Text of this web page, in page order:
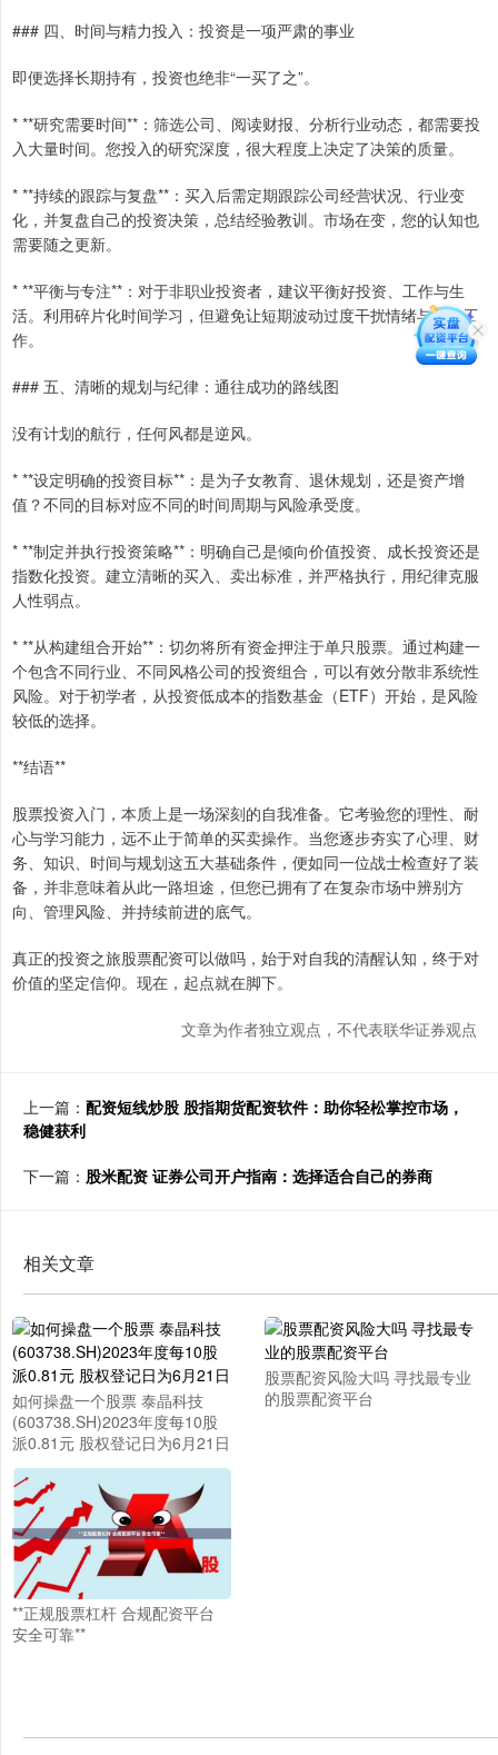
### 四、时间与精力投入：投资是一项严肃的事业
即便选择长期持有，投资也绝非“一买了之”。
* **研究需要时间**：筛选公司、阅读财报、分析行业动态，都需要投
入大量时间。您投入的研究深度，很大程度上决定了决策的质量。
* **持续的跟踪与复盘**：买入后需定期跟踪公司经营状况、行业变
化，并复盘自己的投资决策，总结经验教训。市场在变，您的认知也
需要随之更新。
* **平衡与专注**：对于非职业投资者，建议平衡好投资、工作与生
活。利用碎片化时间学习，但避免让短期波动过度干扰情绪与日常工
作。
### 五、清晰的规划与纪律：通往成功的路线图
没有计划的航行，任何风都是逆风。
* **设定明确的投资目标**：是为子女教育、退休规划，还是资产增
值？不同的目标对应不同的时间周期与风险承受度。
* **制定并执行投资策略**：明确自己是倾向价值投资、成长投资还是
指数化投资。建立清晰的买入、卖出标准，并严格执行，用纪律克服
人性弱点。
* **从构建组合开始**：切勿将所有资金押注于单只股票。通过构建一
个包含不同行业、不同风格公司的投资组合，可以有效分散非系统性
风险。对于初学者，从投资低成本的指数基金（ETF）开始，是风险
较低的选择。
**结语**
股票投资入门，本质上是一场深刻的自我准备。它考验您的理性、耐
心与学习能力，远不止于简单的买卖操作。当您逐步夯实了心理、财
务、知识、时间与规划这五大基础条件，便如同一位战士检查好了装
备，并非意味着从此一路坦途，但您已拥有了在复杂市场中辨别方
向、管理风险、并持续前进的底气。
真正的投资之旅股票配资可以做吗，始于对自我的清醒认知，终于对
价值的坚定信仰。现在，起点就在脚下。
文章为作者独立观点，不代表联华证券观点
上一篇： 配资短线炒股 股指期货配资软件：助你轻松掌控市场，
稳健获利
下一篇： 股米配资 证券公司开户指南：选择适合自己的券商
相关文章
如何操盘一个股票 泰晶科技
(603738.SH)2023年度每10股
派0.81元 股权登记日为6月21日
股票配资风险大吗 寻找最专业
的股票配资平台
**正规股票杠杆 合规配资平台
安全可靠**